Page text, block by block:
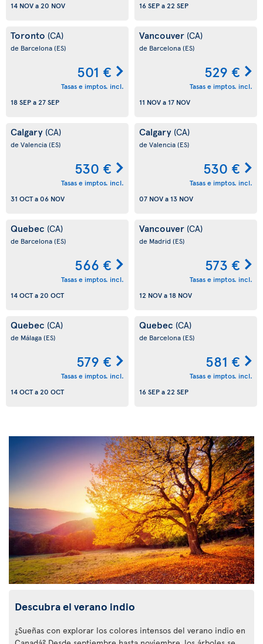
14 NOVa20 NOV
16 SEPa22 SEP
Toronto (CA)
de Barcelona(ES)
501 €
Tasas e imptos. incl.
18 SEPa27 SEP
Vancouver (CA)
de Barcelona(ES)
529 €
Tasas e imptos. incl.
11 NOVa 17 NOV
Calgary (CA)
de Valencia(ES)
530 €
Tasas e imptos. incl.
31 OCTa06 NOV
Calgary (CA)
de Valencia(ES)
530 €
Tasas e imptos. incl.
07 NOVa 13 NOV
Quebec (CA)
de Barcelona(ES)
566 €
Tasas e imptos. incl.
14 OCTa20 OCT
Vancouver (CA)
de Madrid(ES)
573 €
Tasas e imptos. incl.
12 NOVa 18 NOV
Quebec (CA)
de Málaga(ES)
579 €
Tasas e imptos. incl.
14 OCTa20 OCT
Quebec (CA)
de Barcelona(ES)
581 €
Tasas e imptos. incl.
16 SEPa22 SEP
Descubra el verano indio
¿Sueñas con explorar los colores intensos del verano indio en